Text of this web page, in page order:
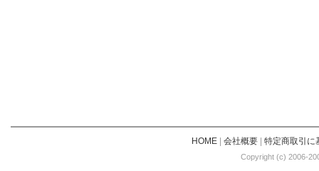
HOME| 会社概要| 特定商取引に
Copyright (c) 2006-